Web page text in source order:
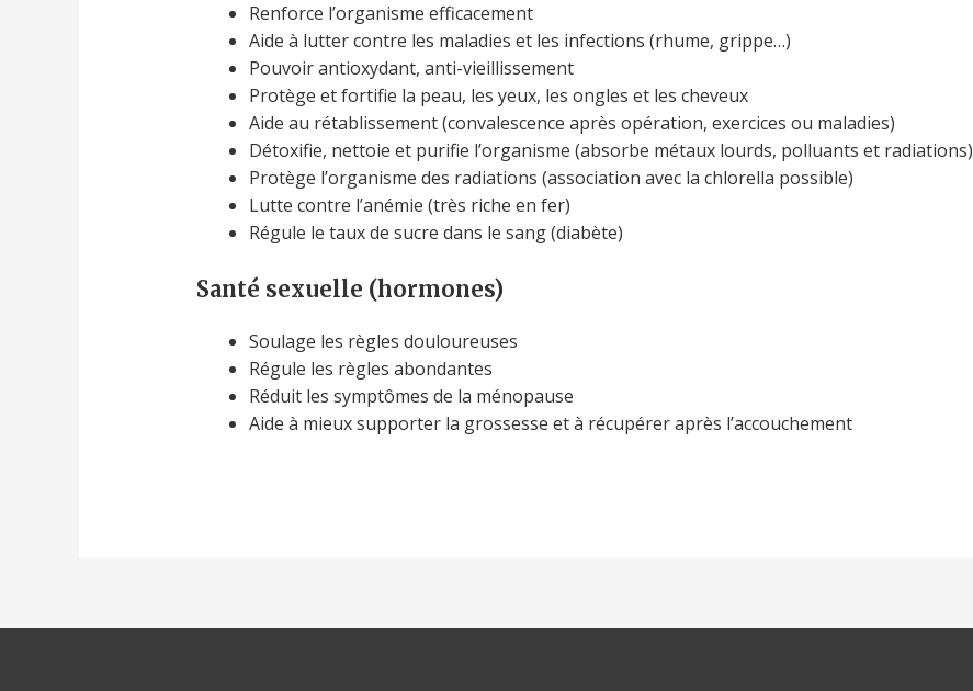
Renforce l’organisme efficacement
Aide à lutter contre les maladies et les infections (rhume, grippe…)
Pouvoir antioxydant, anti-vieillissement
Protège et fortifie la peau, les yeux, les ongles et les cheveux
Aide au rétablissement (convalescence après opération, exercices ou maladies)
Détoxifie, nettoie et purifie l’organisme (absorbe métaux lourds, polluants et radiations)
Protège l’organisme des radiations (association avec la chlorella possible)
Lutte contre l’anémie (très riche en fer)
Régule le taux de sucre dans le sang (diabète)
Santé sexuelle (hormones)
Soulage les règles douloureuses
Régule les règles abondantes
Réduit les symptômes de la ménopause
Aide à mieux supporter la grossesse et à récupérer après l’accouchement